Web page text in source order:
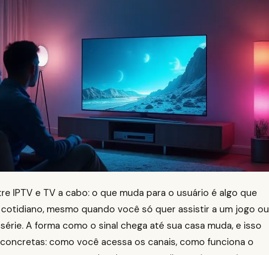
IPTV e TV a cabo: o que muda para o usuário é algo que
mesmo quando você só quer assistir a um jogo ou
A forma como o sinal chega até sua casa muda, e isso
como você acessa os canais, como funciona o